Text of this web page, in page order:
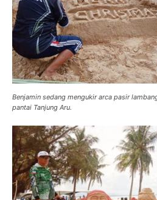
Benjamin sedang mengukir arca pasir
pantai Tanjung Aru.